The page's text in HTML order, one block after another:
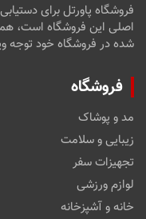
فروشگاه پاورتل برای
اصلی این فروشگاه است،
شده در فروشگاه خود توجه
فروشگاه
مد و پوشاک
زیبایی و سلامت
تجهیزات سفر
لوازم ورزشی
خانه و آشپزخانه